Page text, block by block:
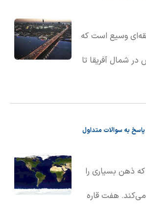
وسیع است که
در شمال آفریقا تا
دارد. مرز شمالی
هند است.
به سوالات متداول
ذهن بسیاری را
هفت قاره